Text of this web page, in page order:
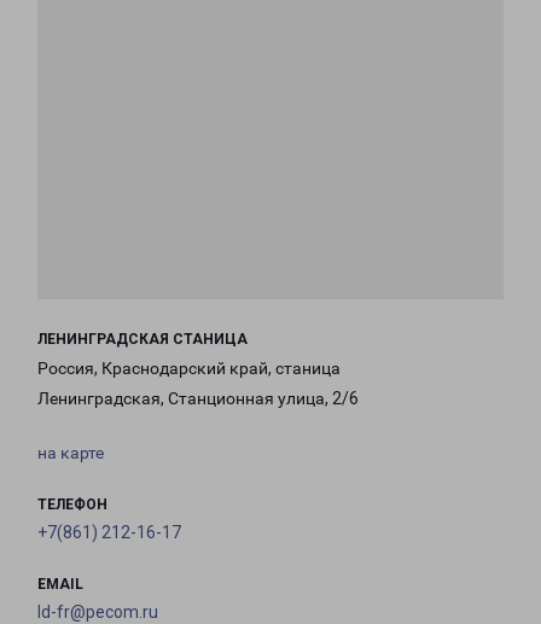
ЛЕНИНГРАДСКАЯ СТАНИЦА
Россия, Краснодарский край, станица
Ленинградская, Станционная улица, 2/6
на карте
ТЕЛЕФОН
+7(861) 212-16-17
EMAIL
ld-fr@pecom.ru